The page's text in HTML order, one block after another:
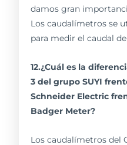
damos gran
Los caudalímetros se
para medir el caudal
12.¿Cuál es la
3 del grupo SUYI
Schneider Electric
Badger Meter?
Los caudalímetros del